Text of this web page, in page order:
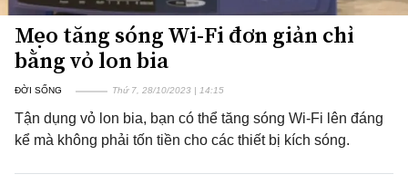
Mẹo tăng sóng Wi-Fi đơn giản chỉ
bằng vỏ lon bia
ĐỜI SỐNG Thứ 7, 28/10/2023 | 14:15
Tận dụng vỏ lon bia, bạn có thể tăng sóng Wi-Fi lên đáng
kể mà không phải tốn tiền cho các thiết bị kích sóng.